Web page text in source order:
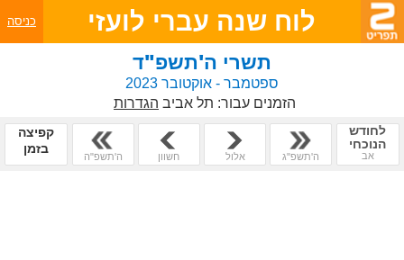
לוח שנה עברי לועזי כניסה
תשרי ה'תשפ"ד
ספטמבר - אוקטובר 2023
הזמנים עבור: תל אביב הגדרות
לחודש
הנוכחי
אב ה'תשפ"ג אלול חשוון ה'תשפ"ה
קפיצה
בזמן